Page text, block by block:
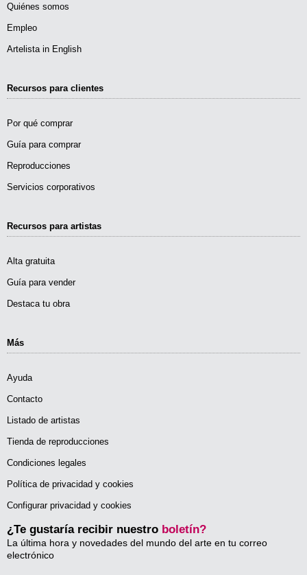
Quiénes somos
Empleo
Artelista in English
Recursos para clientes
Por qué comprar
Guía para comprar
Reproducciones
Servicios corporativos
Recursos para artistas
Alta gratuita
Guía para vender
Destaca tu obra
Más
Ayuda
Contacto
Listado de artistas
Tienda de reproducciones
Condiciones legales
Política de privacidad y cookies
Configurar privacidad y cookies
¿Te gustaría recibir nuestro boletín?
La última hora y novedades del mundo del arte en tu correo
electrónico